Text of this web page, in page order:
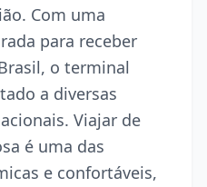
Com uma
para receber
o terminal
a diversas
Viajar de
é uma das
e confortáveis,